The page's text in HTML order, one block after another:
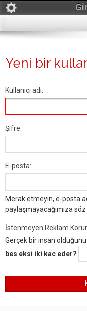
Yeni bir
Kullanıcı adı:
Şifre:
E-posta:
Merak etmeyin, e-posta
paylaşmayacağımıza söz
İstenmeyen Reklam
Gerçek bir insan
bes eksi iki kac eder?